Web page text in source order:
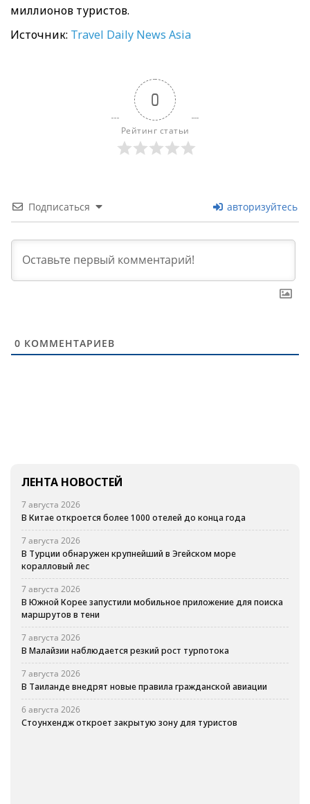
миллионов туристов.
Источник: Travel Daily News Asia
0
Рейтинг статьи
Подписаться авторизуйтесь
0 КОММЕНТАРИЕВ
ЛЕНТА НОВОСТЕЙ
7 августа 2026
В Китае откроется более 1000 отелей до конца года
7 августа 2026
В Турции обнаружен крупнейший в Эгейском море
коралловый лес
7 августа 2026
В Южной Корее запустили мобильное приложение для поиска
маршрутов в тени
7 августа 2026
В Малайзии наблюдается резкий рост турпотока
7 августа 2026
В Таиланде внедрят новые правила гражданской авиации
6 августа 2026
Стоунхендж откроет закрытую зону для туристов